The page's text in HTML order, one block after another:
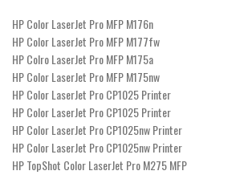
HP Color LaserJet Pro MFP M176n
HP Color LaserJet Pro MFP M177fw
HP Colro LaserJet Pro MFP M175a
HP Color LaserJet Pro MFP M175nw
HP Color LaserJet Pro CP1025 Printer
HP Color LaserJet Pro CP1025 Printer
HP Color LaserJet Pro CP1025nw Printer
HP Color LaserJet Pro CP1025nw Printer
HP TopShot Color LaserJet Pro M275 MFP